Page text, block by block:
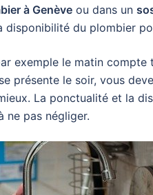
à Genève ou dans un
du plombier
exemple le matin compte
présente le soir, vous
La ponctualité et la
ne pas négliger.